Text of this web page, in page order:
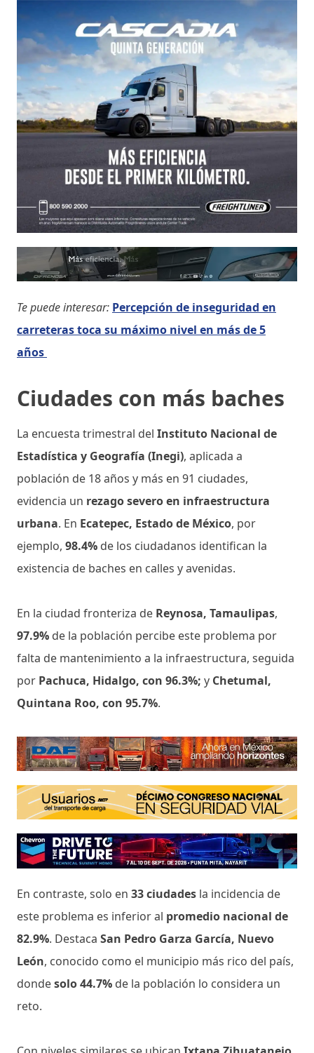
Te puede interesar: Percepción de inseguridad en
carreteras toca su máximo nivel en más de 5
años
Ciudades con más baches
La encuesta trimestral del Instituto Nacional de
Estadística y Geografía (Inegi), aplicada a
población de 18 años y más en 91 ciudades,
evidencia un rezago severo en infraestructura
urbana. En Ecatepec, Estado de México, por
ejemplo, 98.4% de los ciudadanos identifican la
existencia de baches en calles y avenidas.
En la ciudad fronteriza de Reynosa, Tamaulipas,
97.9% de la población percibe este problema por
falta de mantenimiento a la infraestructura, seguida
por Pachuca, Hidalgo, con 96.3%; y Chetumal,
Quintana Roo, con 95.7%.
En contraste, solo en 33 ciudades la incidencia de
este problema es inferior al promedio nacional de
82.9%. Destaca San Pedro Garza García, Nuevo
León, conocido como el municipio más rico del país,
dondesolo 44.7% de la población lo considera un
reto.